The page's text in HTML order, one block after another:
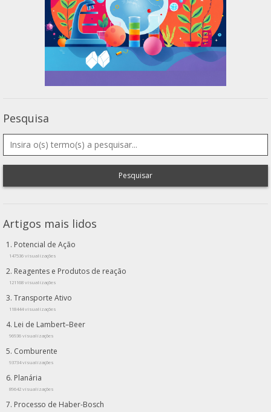
Pesquisa
Pesquisar
Artigos mais lidos
Potencial de Ação
147536 visualizações
Reagentes e Produtos de reação
121168 visualizações
Transporte Ativo
118444 visualizações
Lei de Lambert–Beer
96936 visualizações
Comburente
93734 visualizações
Planária
89642 visualizações
Processo de Haber-Bosch